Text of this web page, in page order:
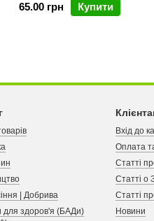
65.00 грн Купити
| Добрива
для здоров'я (БАДи)
Вхід до
Оплата
Статті
Статті о
Статті
Новини